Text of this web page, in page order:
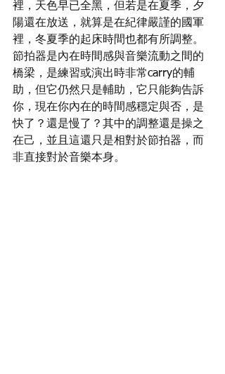
裡，天色早已全黑，但若是在夏季，夕
陽還在放送，就算是在紀律嚴謹的國軍
裡，冬夏季的起床時間也都有所調整。
節拍器是內在時間感與音樂流動之間的
橋梁，是練習或演出時非常carry的輔
助，但它仍然只是輔助，它只能夠告訴
你，現在你內在的時間感穩定與否，是
快了？還是慢了？其中的調整還是操之
在己，並且這還只是相對於節拍器，而
非直接對於音樂本身。